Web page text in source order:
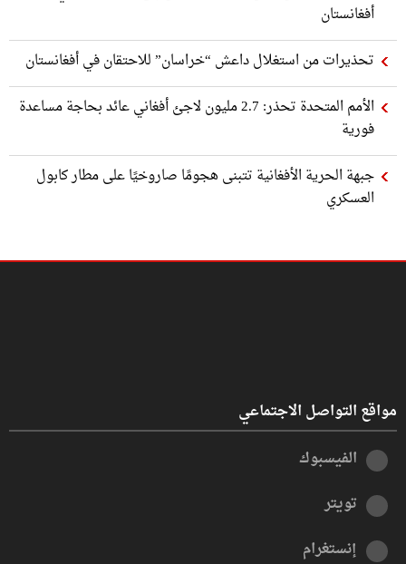
أفغانستان
تحذيرات من استغلال داعش “خراسان” للاحتقان في أفغانستان
الأمم المتحدة تحذر: 2.7 مليون لاجئ أفغاني عائد بحاجة مساعدة
فورية
جبهة الحرية الأفغانية تتبنى هجومًا صاروخيًا على مطار كابول
العسكري
مواقع التواصل الاجتماعي
الفيسبوك
تويتر
إنستغرام